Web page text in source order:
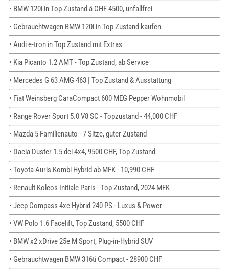
• BMW 120i in Top Zustand â CHF 4500, unfallfrei
• Gebrauchtwagen BMW 120i in Top Zustand kaufen
• Audi e-tron in Top Zustand mit Extras
• Kia Picanto 1.2 AMT - Top Zustand, ab Service
• Mercedes G 63 AMG 463 | Top Zustand & Ausstattung
• Fiat Weinsberg CaraCompact 600 MEG Pepper Wohnmobil
• Range Rover Sport 5.0 V8 SC - Topzustand - 44,000 CHF
• Mazda 5 Familienauto - 7 Sitze, guter Zustand
• Dacia Duster 1.5 dci 4x4, 9500 CHF, Top Zustand
• Toyota Auris Kombi Hybrid ab MFK - 10,990 CHF
• Renault Koleos Initiale Paris - Top Zustand, 2024 MFK
• Jeep Compass 4xe Hybrid 240 PS - Luxus & Power
• VW Polo 1.6 Facelift, Top Zustand, 5500 CHF
• BMW x2 xDrive 25e M Sport, Plug-in-Hybrid SUV
• Gebrauchtwagen BMW 316ti Compact - 28900 CHF